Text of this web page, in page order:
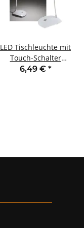
LED Tischleuchte mit
Touch-Schalter
Schwanenhals 3
6,49 € *